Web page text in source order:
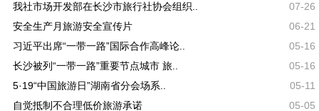
我社市场开发部在长沙市旅行社协会组织..
07-26
安全生产月旅游安全宣传片
06-21
习近平出席“一带一路”国际合作高峰论..
05-16
长沙被列“一带一路”重要节点城市 旅..
05-16
5·19“中国旅游日”湖南省分会场系..
05-11
自觉抵制不合理低价旅游承诺
05-05